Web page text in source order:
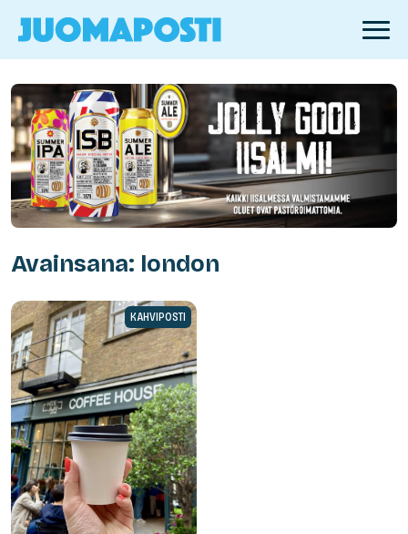
Avainsana: london
KAHVIPOSTI